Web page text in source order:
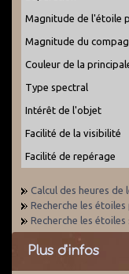
Magnitude de l'étoile
Magnitude du
Couleur de la
Type spectral
Intérêt de l'objet
Facilité de la visibilité
Facilité de repérage
Calcul des heures de
Recherche les
Recherche les étoiles
Plus d'infos